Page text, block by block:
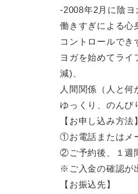
-2008年2月に陰
働きすぎによる心
コントロールでき
ヨガを始めてラ
減)、
人間関係（人と
ゆっくり、のん
【お申し込み方法】
①お電話またはメ
②ご予約後、１週
※ご入金の確認が
【お振込先】